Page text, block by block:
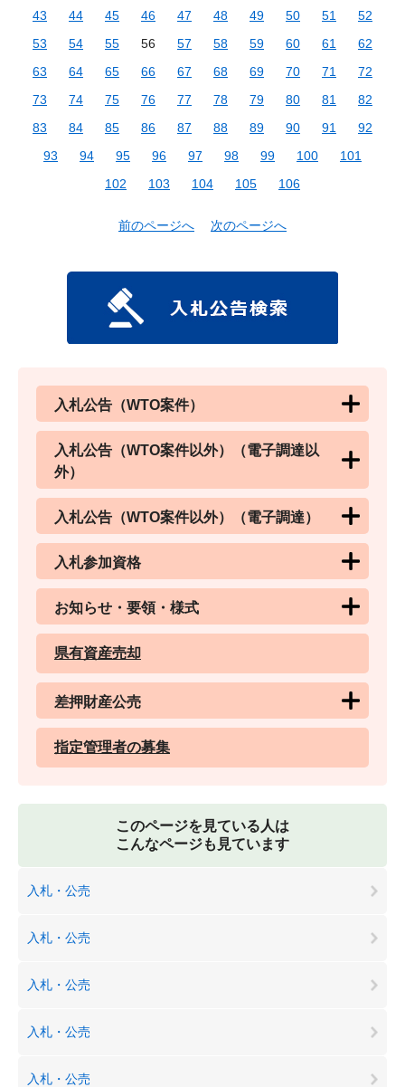
43
44 45 46 47 48 49 50 51
52
53
54 55 56 57 58 59 60 61
62
63
64 65 66 67 68 69 70 71
72
73
74 75 76 77 78 79 80 81
82
83
84 85 86 87 88 89 90 91
92
93
94 95 96 97 98 99 100
101
102
103 104 105 106
前のページへ 次のページへ
入札公告（WTO案件）
入札公告（WTO案件以外）（電子調達以
外）
入札公告（WTO案件以外）（電子調達）
入札参加資格
お知らせ・要領・様式
県有資産売却
差押財産公売
指定管理者の募集
このページを見ている人は
こんなページも見ています
入札・公売
入札・公売
入札・公売
入札・公売
入札・公売